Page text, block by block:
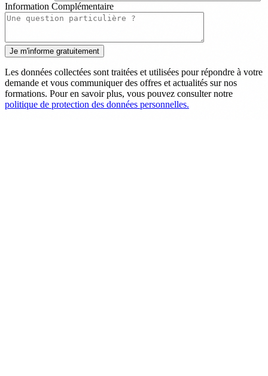
Information Complémentaire
Les données collectées sont traitées et utilisées pour répondre à votre
demande et vous communiquer des offres et actualités sur nos
formations. Pour en savoir plus, vous pouvez consulter notre
politique de protection des données personnelles.